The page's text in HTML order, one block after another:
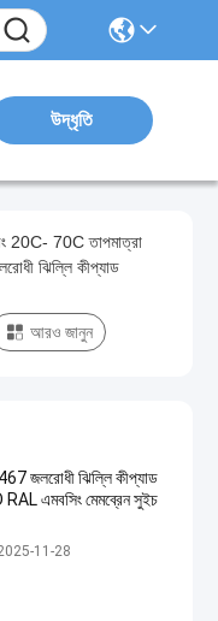
উদ্ধৃতি
20C- 70C তাপমাত্রা
ঝিল্লি কীপ্যাড
আরও জানুন
জলরোধী ঝিল্লি কীপ্যাড
RAL এমবসিং মেমব্রেন সুইচ
ঝিল্লি কীপ্যাড
11-28